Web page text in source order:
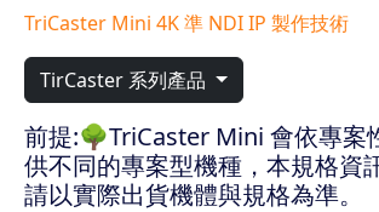
TriCaster Mini 4K 準 NDI IP 製作技術
TirCaster 系列產品
前提:🌳TriCaster Mini 會依專案
供不同的專案型機種，本規格資
請以實際出貨機體與規格為準。